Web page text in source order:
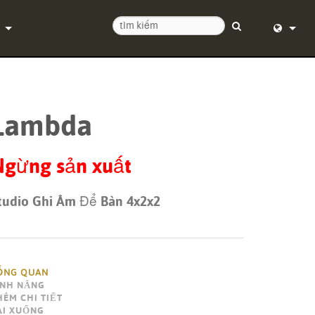
sản phẩm
sản xuất
Ghi Âm Để Bàn 4x2x2
QUAN
NĂNG
CHI TIẾT
XUỐNG